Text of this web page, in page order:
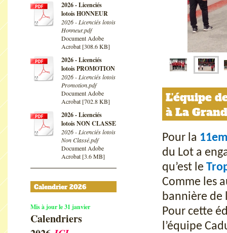
2026 - Licenciés
lotois HONNEUR
2026 - Licenciés lotois
Honneur.pdf
Document Adobe
Acrobat [308.6 KB]
2026 - Licenciés
lotois PROMOTION
2026 - Licenciés lotois
Promotion.pdf
Document Adobe
Acrobat [702.8 KB]
2026 - Licenciés
lotois NON CLASSE
2026 - Licenciés lotois
Non Classé.pdf
Document Adobe
Acrobat [3.6 MB]
Calendrier 2026
Mis à jour le 31 janvier
Calendriers
L’équipe
à La
Pour la
du Lot a
qu’est le
Comme les
bannière de
Pour cette
l’équipe